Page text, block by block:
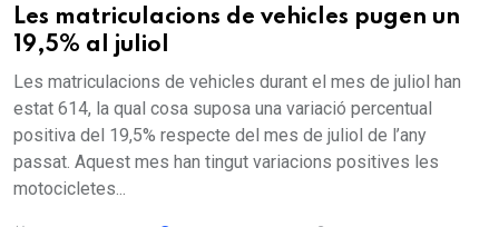
Les matriculacions de vehicles pugen un
19,5% al juliol
Les matriculacions de vehicles durant el mes de juliol han
estat 614, la qual cosa suposa una variació percentual
positiva del 19,5% respecte del mes de juliol de l’any
passat. Aquest mes han tingut variacions positives les
motocicletes...